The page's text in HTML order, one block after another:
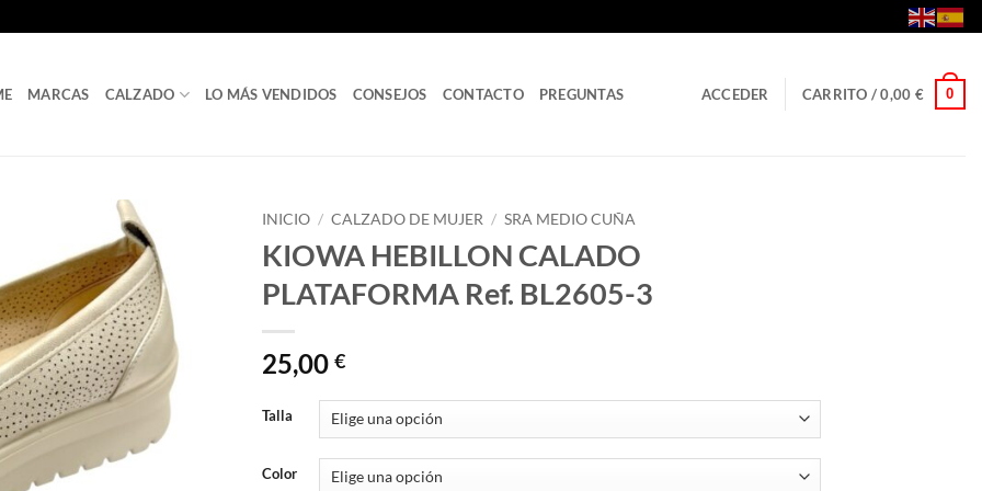
MARCAS CALZADO LO MÁS VENDIDOS CONSEJOS CONTACTO PREGUNTAS ACCEDER CARRITO /0,00 € 0
INICIO / CALZADO DE MUJER / SRA MEDIO CUÑA
KIOWA HEBILLON CALADO
PLATAFORMA Ref. BL2605-3
25,00 €
Talla
Color